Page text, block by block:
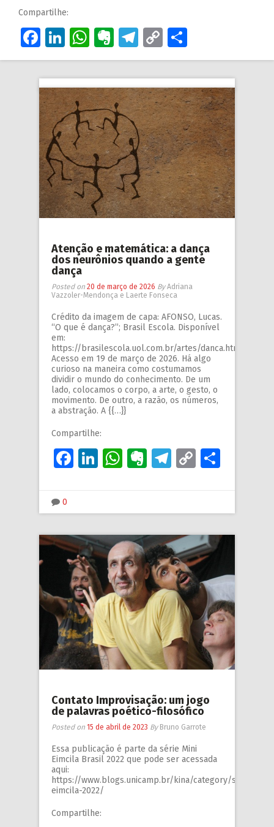
Compartilhe:
Facebook
LinkedIn
WhatsApp
Evernote
Telegram
Copy
Link
Atenção e matemática: a dança
dos neurônios quando a gente
dança
Posted on 20 de março de 2026 ByAdriana
Vazzoler-Mendonça e Laerte Fonseca
Crédito da imagem de capa: AFONSO, Lucas.
“O que é dança?”; Brasil Escola. Disponível
em:
https://brasilescola.uol.com.br/artes/danca.htm.
Acesso em 19 de março de 2026. Há algo
curioso na maneira como costumamos
dividir o mundo do conhecimento. De um
lado, colocamos o corpo, a arte, o gesto, o
movimento. De outro, a razão, os números,
a abstração. A {{…}}
Compartilhe:
Facebook
LinkedIn
WhatsApp
Evernote
Telegram
Copy
0
Contato Improvisação: um jogo
de palavras poético-filosófico
Posted on 15 de abril de 2023 By Bruno Garrote
Essa publicação é parte da série Mini
Eimcila Brasil 2022 que pode ser acessada
aqui:
https://www.blogs.unicamp.br/kina/category/series/
eimcila-2022/
Compartilhe: